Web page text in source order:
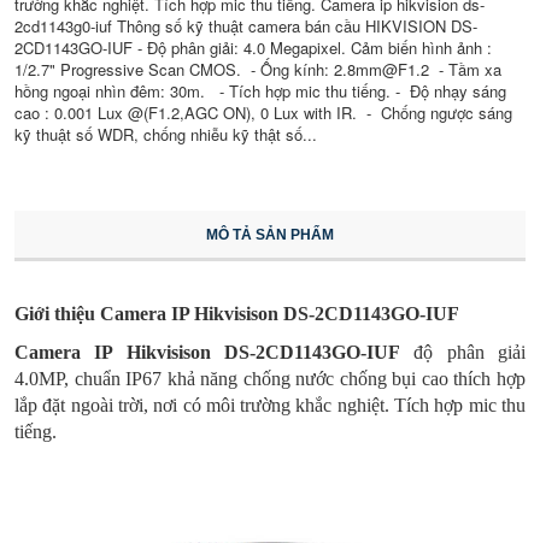
2cd1143g0-iuf Thông số kỹ thuật camera bán cầu HIKVISION DS-
2CD1143GO-IUF - Độ phân giải: 4.0 Megapixel. Cảm biến hình ảnh :
1/2.7" Progressive Scan CMOS. - Ống kính: 2.8mm@F1.2 - Tầm xa
hồng ngoại nhìn đêm: 30m. - Tích hợp mic thu tiếng. - Độ nhạy sáng
cao : 0.001 Lux @(F1.2,AGC ON), 0 Lux with IR. - Chống ngược sáng
kỹ thuật số WDR, chống nhiễu kỹ thật số...
MÔ TẢ SẢN PHẨM
Giới thiệu Camera IP Hikvisison DS-2CD1143GO-IUF
Camera IP Hikvisison DS-2CD1143GO-IUF độ phân giải
4.0MP, chuẩn IP67 khả năng chống nước chống bụi cao thích hợp
lắp đặt ngoài trời, nơi có môi trường khắc nghiệt. Tích hợp mic thu
tiếng.